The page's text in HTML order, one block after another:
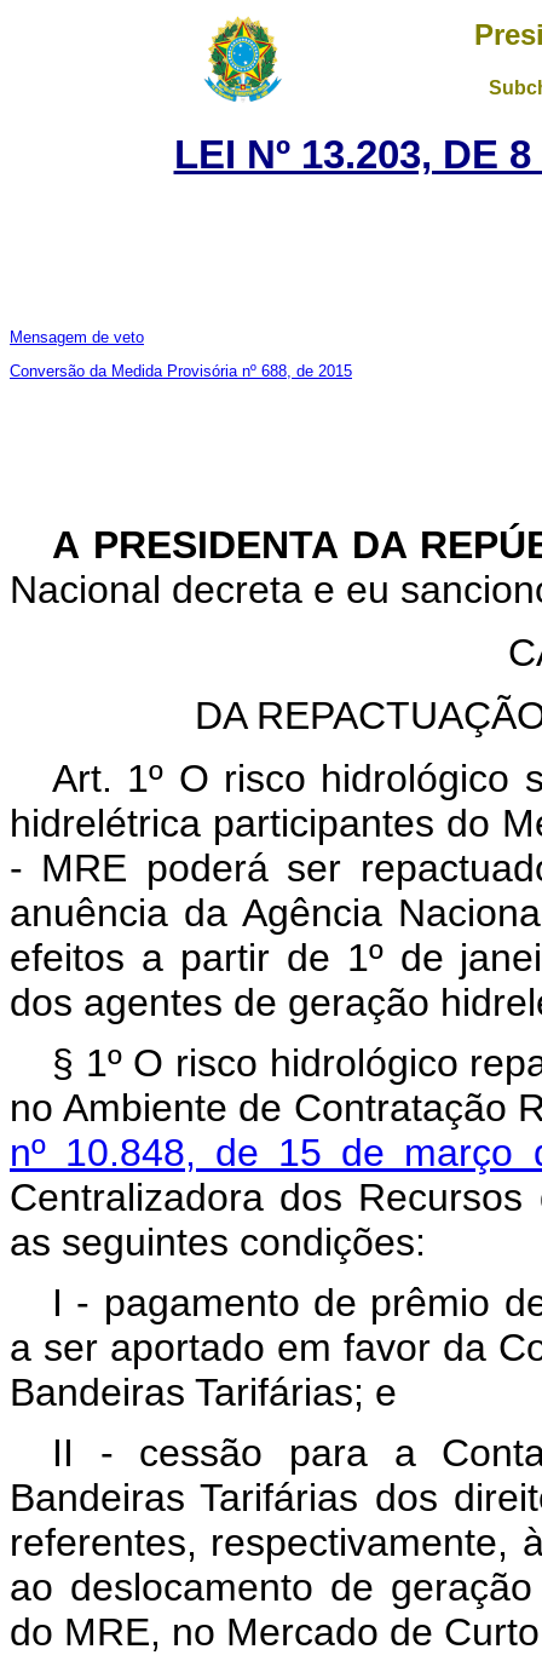
LEI Nº 13.203, DE
Mensagem de veto
Conversão da Medida Provisória nº 688, de 2015
A PRESIDENTA DA
Nacional decreta e eu
DA
Art. 1º O risco hidrológico
hidrelétrica participantes do
- MRE poderá ser
anuência da Agência
efeitos a partir de 1º de
dos agentes de geração
§ 1º O risco hidrológico
no Ambiente de Contratação
nº 10.848, de 15 de
Centralizadora dos
as seguintes condições:
I - pagamento de prêmio
a ser aportado em favor da
Bandeiras Tarifárias; e
II - cessão para a
Bandeiras Tarifárias dos
referentes, respectivamente,
ao deslocamento de
do MRE, no Mercado de